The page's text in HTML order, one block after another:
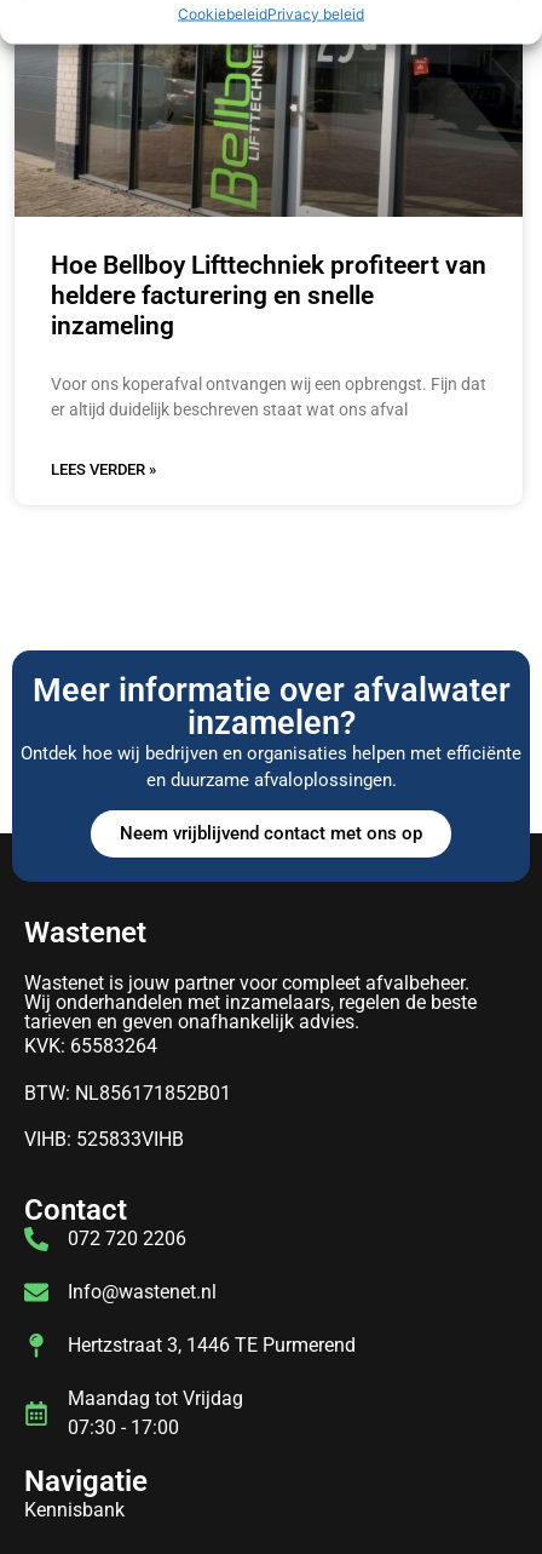
CookiebeleidPrivacy beleid
Hoe Bellboy Lifttechniek profiteert van
heldere facturering en snelle
inzameling
Voor ons koperafval ontvangen wij een opbrengst. Fijn dat
er altijd duidelijk beschreven staat wat ons afval
LEES VERDER »
Meer informatie over afvalwater
inzamelen?
Ontdek hoe wij bedrijven en organisaties helpen met efficiënte
en duurzame afvaloplossingen.
Neem vrijblijvend contact met ons op
Wastenet
Wastenet is jouw partner voor compleet afvalbeheer.
Wij onderhandelen met inzamelaars, regelen de beste
tarieven en geven onafhankelijk advies.
KVK: 65583264
BTW: NL856171852B01
VIHB: 525833VIHB
Contact
072 720 2206
Info@wastenet.nl
Hertzstraat 3, 1446 TE Purmerend
Maandag tot Vrijdag
07:30 - 17:00
Navigatie
Kennisbank